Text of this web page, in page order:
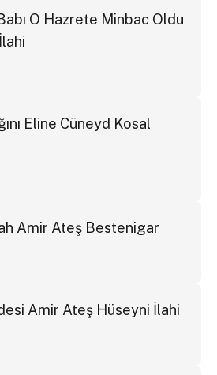
O Hazrete Minbac Oldu
Eline Cüneyd Kosal
Amir Ateş Bestenigar
Amir Ateş Hüseyni İlahi